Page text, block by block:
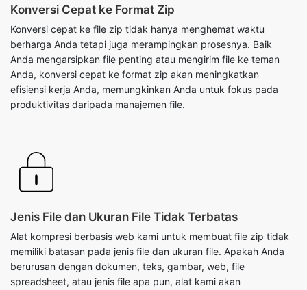
Anda, konversi cepat ke format zip akan meningkatkan
efisiensi kerja Anda, memungkinkan Anda untuk fokus pada
produktivitas daripada manajemen file.
Jenis File dan Ukuran File Tidak Terbatas
Alat kompresi berbasis web kami untuk membuat file zip tidak
memiliki batasan pada jenis file dan ukuran file. Apakah Anda
spreadsheet, atau jenis file apa pun, alat kami akan
mengubahnya menjadi file zip dengan mudah. Selain itu, tidak
ada batasan pada ukuran file, menjadikannya solusi bebas
repot.